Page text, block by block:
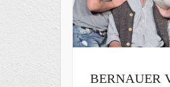
BERNAUER